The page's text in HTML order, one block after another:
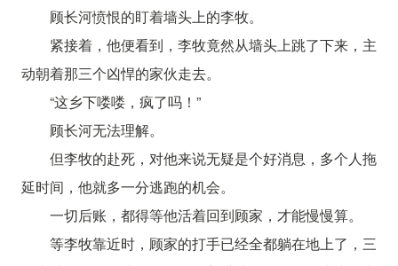
顾长河愤恨的盯着墙头上的李牧。
紧接着，他便看到，李牧竟然从墙头上跳了下来，主
动朝着那三个凶悍的家伙走去。
“这乡下喽喽，疯了吗！”
顾长河无法理解。
但李牧的赴死，对他来说无疑是个好消息，多个人拖
延时间，他就多一分逃跑的机会。
一切后账，都得等他活着回到顾家，才能慢慢算。
等李牧靠近时，顾家的打手已经全都躺在地上了，三